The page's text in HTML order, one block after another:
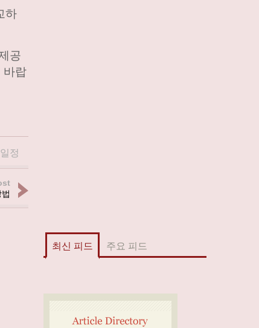
하
공
바랍
정
최신 피드 주요 피드